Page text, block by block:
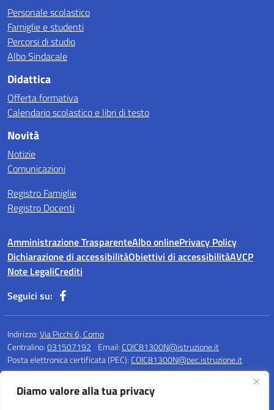
Diamo valore alla tua privacy
Personale scolastico
Famiglie e studenti
Percorsi di studio
Albo Sindacale
Didattica
Offerta formativa
Calendario scolastico e libri di testo
Novità
Notizie
Comunicazioni
Registro Famiglie
Registro Docenti
Amministrazione TrasparenteAlbo onlinePrivacy Policy
Dichiarazione di accessibilitàObiettivi di accessibilitàAVCP
Note LegaliCrediti
Seguici su:
Indirizzo:Via Picchi 6, Como
Centralino:031507192 Email: COIC81300N@istruzione.it
Posta elettronica certificata (PEC): COIC81300N@pec.istruzione.it
Codice meccanografico:COIC81300N